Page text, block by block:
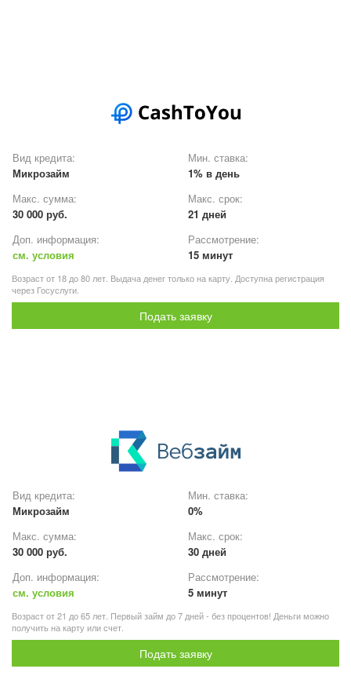
Вид кредита:
Микрозайм
Мин. ставка:
1% в день
Макс. сумма:
30 000 руб.
Макс. срок:
21 дней
Доп. информация:
см. условия
Рассмотрение:
15 минут
Возраст от 18 до 80 лет. Выдача денег только на карту. Доступна регистрация
через Госуслуги.
Подать заявку
Вид кредита:
Микрозайм
Мин. ставка:
0%
Макс. сумма:
30 000 руб.
Макс. срок:
30 дней
Доп. информация:
см. условия
Рассмотрение:
5 минут
Возраст от 21 до 65 лет. Первый займ до 7 дней - без процентов! Деньги можно
получить на карту или счет.
Подать заявку